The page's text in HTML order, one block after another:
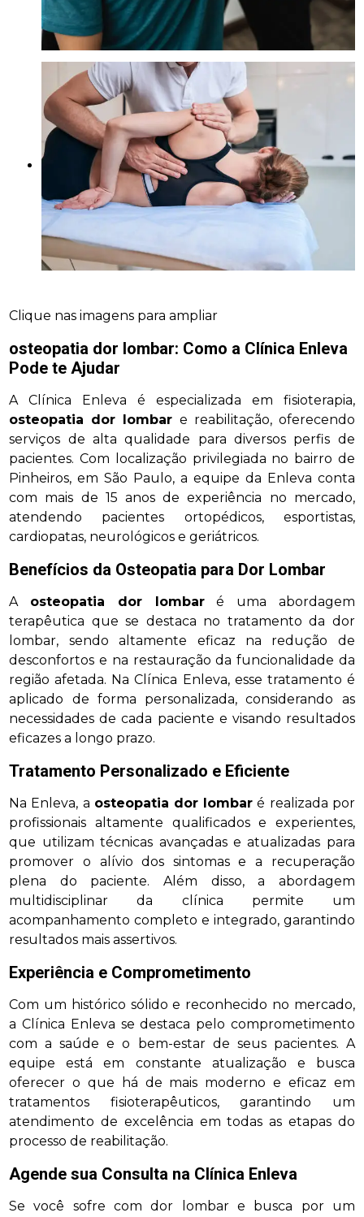
Clique nas imagens para ampliar
osteopatia dor lombar: Como a Clínica Enleva
Pode te Ajudar
A Clínica Enleva é especializada em fisioterapia,
osteopatia dor lombar e reabilitação, oferecendo
serviços de alta qualidade para diversos perfis de
pacientes. Com localização privilegiada no bairro de
Pinheiros, em São Paulo, a equipe da Enleva conta
com mais de 15 anos de experiência no mercado,
atendendo pacientes ortopédicos, esportistas,
cardiopatas, neurológicos e geriátricos.
Benefícios da Osteopatia para Dor Lombar
A osteopatia dor lombaré uma abordagem
terapêutica que se destaca no tratamento da dor
lombar, sendo altamente eficaz na redução de
desconfortos e na restauração da funcionalidade da
região afetada. Na Clínica Enleva, esse tratamento é
aplicado de forma personalizada, considerando as
necessidades de cada paciente e visando resultados
eficazes a longo prazo.
Tratamento Personalizado e Eficiente
Na Enleva, a osteopatia dor lombar é realizada por
profissionais altamente qualificados e experientes,
que utilizam técnicas avançadas e atualizadas para
promover o alívio dos sintomas e a recuperação
plena do paciente. Além disso, a abordagem
multidisciplinar da clínica permite um
acompanhamento completo e integrado, garantindo
resultados mais assertivos.
Experiência e Comprometimento
Com um histórico sólido e reconhecido no mercado,
a Clínica Enleva se destaca pelo comprometimento
com a saúde e o bem-estar de seus pacientes. A
equipe está em constante atualização e busca
oferecer o que há de mais moderno e eficaz em
tratamentos fisioterapêuticos, garantindo um
atendimento de excelência em todas as etapas do
processo de reabilitação.
Agende sua Consulta na Clínica Enleva
Se você sofre com dor lombar e busca por um